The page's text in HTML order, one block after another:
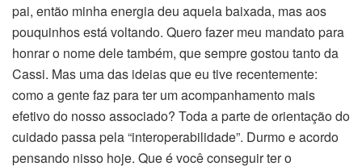
pai, então minha energia deu aquela baixada, mas aos
pouquinhos está voltando. Quero fazer meu mandato para
honrar o nome dele também, que sempre gostou tanto da
Cassi. Mas uma das ideias que eu tive recentemente:
como a gente faz para ter um acompanhamento mais
efetivo do nosso associado? Toda a parte de orientação do
cuidado passa pela “interoperabilidade”. Durmo e acordo
pensando nisso hoje. Que é você conseguir ter o